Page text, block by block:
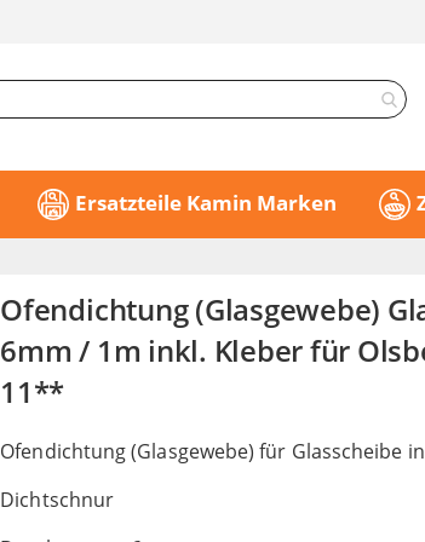
Ersatzteile Kamin Marken
Ofendichtung (Glasgewebe)
6mm / 1m inkl. Kleber für
11**
Ofendichtung (Glasgewebe) für Glasscheibe
Dichtschnur